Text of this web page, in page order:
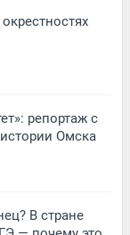
репортаж с
Омска
В стране